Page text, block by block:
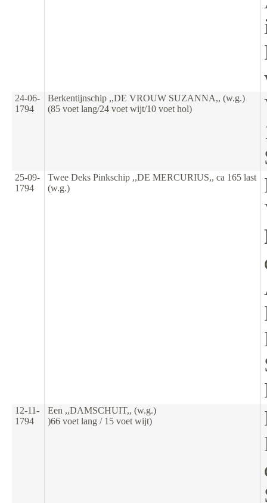
24-06-
1794
Berkentijnschip ,,DE VROUW SUZANNA,, (w.g.)
(85 voet lang/24 voet wijt/10 voet hol)
25-09-
1794
Twee Deks Pinkschip ,,DE MERCURIUS,, ca 165 last
(w.g.)
12-11-
1794
Een ,,DAMSCHUIT,, (w.g.)
)66 voet lang / 15 voet wijt)